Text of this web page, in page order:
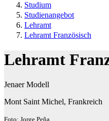
Studium
Studienangebot
Lehramt
Lehramt Französisch
Lehramt
Jenaer Modell
Mont Saint Michel, Frankreich
Foto: Jorge Peña